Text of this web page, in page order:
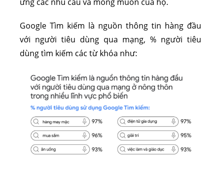
Google Tìm kiếm là nguồn thông tin hàng đầu
với người tiêu dùng qua mạng, % người tiêu
dùng tìm kiếm các từ khóa như: